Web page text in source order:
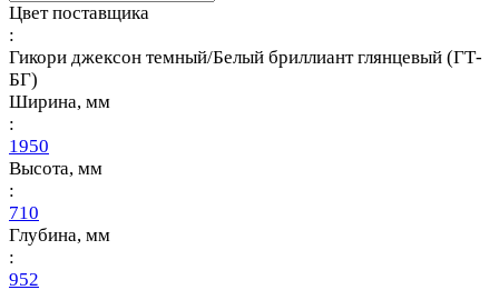
Цвет поставщика
:
Гикори джексон темный/Белый бриллиант глянцевый (ГТ-
БГ)
Ширина, мм
:
1950
Высота, мм
:
710
Глубина, мм
:
952